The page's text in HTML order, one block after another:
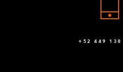
+52 449 138